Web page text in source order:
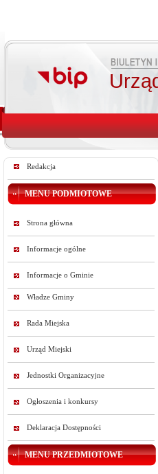
Redakcja
MENU PODMIOTOWE
Strona główna
Informacje ogólne
Informacje o Gminie
Władze Gminy
Rada Miejska
Urząd Miejski
Jednostki Organizacyjne
Ogłoszenia i konkursy
Deklaracja Dostępności
MENU PRZEDMIOTOWE